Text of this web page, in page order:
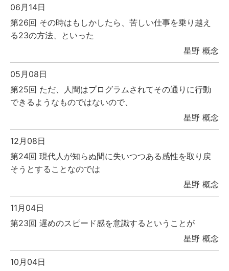
06月14日
第26回 その時はもしかしたら、苦しい仕事を乗り越え
る23の方法、といった
星野 概念
05月08日
第25回 ただ、人間はプログラムされてその通りに行動
できるようなものではないので、
星野 概念
12月08日
第24回 現代人が知らぬ間に失いつつある感性を取り戻
そうとすることなのでは
星野 概念
11月04日
第23回 遅めのスピード感を意識するということが
星野 概念
10月04日